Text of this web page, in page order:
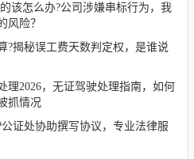
该怎么办?公司涉嫌串标行为，我
风险？
?揭秘误工费天数判定权，是谁说
理2026，无证驾驶处理指南，如何
抓情况
证处协助撰写协议，专业法律服